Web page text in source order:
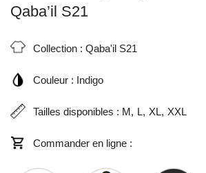
Qaba’il S21
Collection : Qaba'il S21
Couleur : Indigo
Tailles disponibles : M L XL XXL
Commander en ligne :